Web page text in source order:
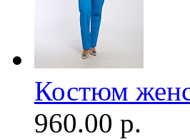
Костюм
960.00 р.